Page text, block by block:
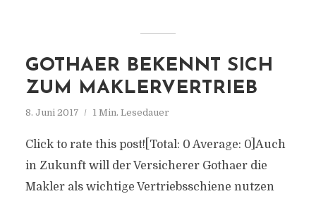
GOTHAER BEKENNT SICH
ZUM MAKLERVERTRIEB
8. Juni 2017 1 Min. Lesedauer
Click to rate this post![Total: 0 Average: 0]Auch
in Zukunft will der Versicherer Gothaer die
Makler als wichtige Vertriebsschiene nutzen